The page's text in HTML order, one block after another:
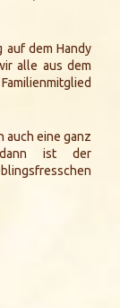
auf dem Handy
alle aus dem
auch eine ganz
dann ist der